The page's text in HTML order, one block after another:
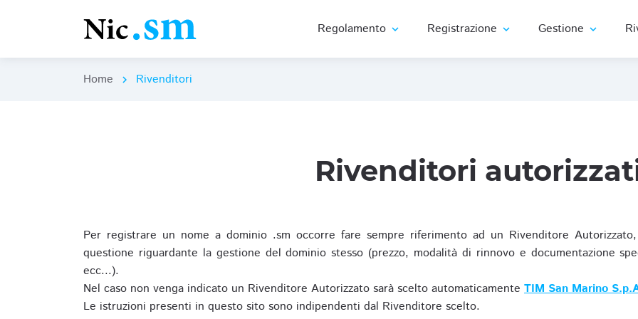
Regolamento expand_more Registrazione expand_more Gestione expand_more
Home chevron_right Rivenditori
Rivenditori
Per registrare un nome a dominio .sm occorre fare sempre riferimento ad un Rivenditore
questione riguardante la gestione del dominio stesso (prezzo, modalità di rinnovo e documentazione
ecc...).
Nel caso non venga indicato un Rivenditore Autorizzato sarà scelto automaticamente TIM San Marino
Le istruzioni presenti in questo sito sono indipendenti dal Rivenditore scelto.